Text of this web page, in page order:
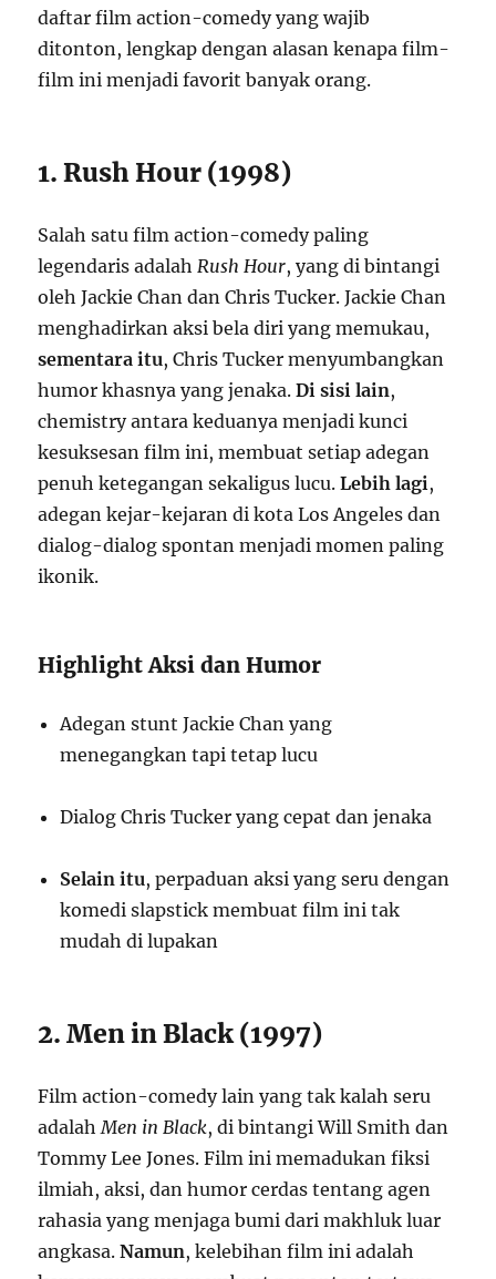
daftar film action-comedy yang wajib
ditonton, lengkap dengan alasan kenapa film-
film ini menjadi favorit banyak orang.
1. Rush Hour (1998)
Salah satu film action-comedy paling
legendaris adalahRush Hour, yang di bintangi
oleh Jackie Chan dan Chris Tucker. Jackie Chan
menghadirkan aksi bela diri yang memukau,
sementara itu, Chris Tucker menyumbangkan
humor khasnya yang jenaka.Di sisi lain,
chemistry antara keduanya menjadi kunci
kesuksesan film ini, membuat setiap adegan
penuh ketegangan sekaligus lucu.Lebih lagi,
adegan kejar-kejaran di kota Los Angeles dan
dialog-dialog spontan menjadi momen paling
ikonik.
Highlight Aksi dan Humor
Adegan stunt Jackie Chan yang
menegangkan tapi tetap lucu
Dialog Chris Tucker yang cepat dan jenaka
Selain itu, perpaduan aksi yang seru dengan
komedi slapstick membuat film ini tak
mudah di lupakan
2. Men in Black (1997)
Film action-comedy lain yang tak kalah seru
adalahMen in Black, di bintangi Will Smith dan
Tommy Lee Jones. Film ini memadukan fiksi
ilmiah, aksi, dan humor cerdas tentang agen
rahasia yang menjaga bumi dari makhluk luar
angkasa.Namun, kelebihan film ini adalah